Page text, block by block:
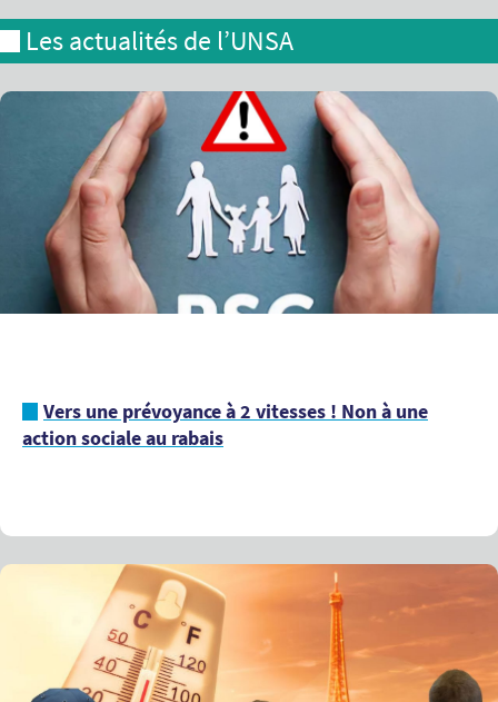
Les actualités de l’UNSA
Vers une prévoyance à 2 vitesses ! Non à une
action sociale au rabais